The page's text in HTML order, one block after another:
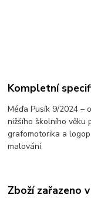
Kompletní
Méďa Pusík 9/2024 –
nižšího školního věku
grafomotorika a
malování.
Zboží zařazeno